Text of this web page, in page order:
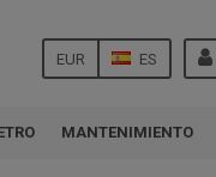
ES
EUR
MANTENIMIENTO